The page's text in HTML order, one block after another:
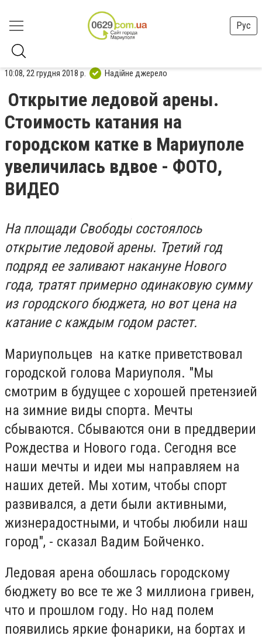
Рус
10:08, 22 грудня 2018 р. Надійне джерело
Открытие ледовой арены.
Стоимость катания на
городском катке в Мариуполе
увеличилась вдвое - ФОТО,
ВИДЕО
На площади Свободы состоялось
открытие ледовой арены. Третий год
подряд ее заливают накануне Нового
года, тратят примерно одинаковую сумму
из городского бюджета, но вот цена на
катание с каждым годом растет.
Мариупольцев на катке приветствовал
городской голова Мариуполя. "Мы
смотрим в будущее с хорошей претензией
на зимние виды спорта. Мечты
сбываются. Сбываются они в преддверии
Рождества и Нового года. Сегодня все
наши мечты и идеи мы направляем на
наших детей. Мы хотим, чтобы спорт
развивался, а дети были активными,
жизнерадостными, и чтобы любили наш
город", - сказал Вадим Бойченко.
Ледовая арена обошлась городскому
бюджету во все те же 3 миллиона гривен,
что и прошлом году. Но над полем
появились яркие фонарики, на бортах и